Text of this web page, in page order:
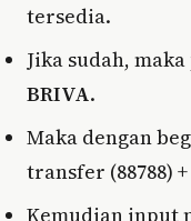
tersedia.
Jika sudah,
BRIVA.
Maka dengan
transfer (88788)
Kemudian input